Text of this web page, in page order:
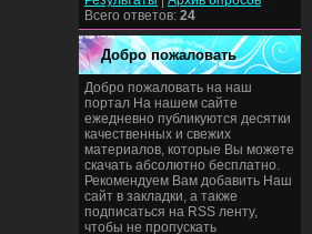
Всего ответов: 24
Добро пожаловать
Добро пожаловать на наш
портал На нашем сайте
ежедневно публикуются десятки
качественных и свежих
материалов, которые Вы можете
скачать абсолютно бесплатно.
Рекомендуем Вам добавить Наш
сайт в закладки, а также
подписаться на RSS ленту,
чтобы не пропускать